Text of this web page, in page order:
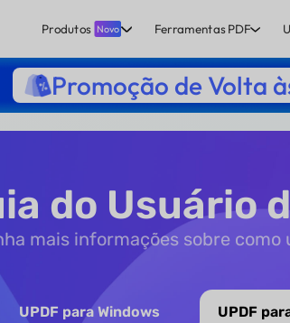
Produtos Novo Ferramentas PDF
Promoção de Volta
do Usuário
mais informações sobre como
UPDF para Windows UPDF